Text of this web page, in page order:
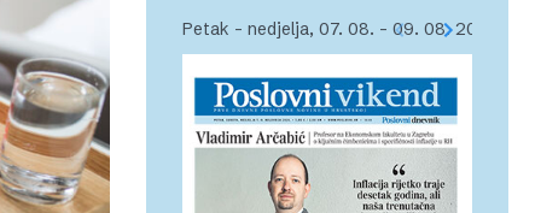
Petak – nedjelja, 07. 08. – 09. 08. 2026.